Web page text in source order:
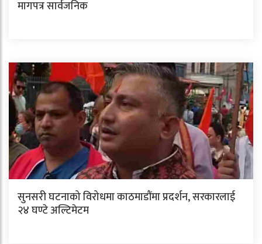
मागपत्र सार्वजनिक
सुनसरी घटनाको विरोधमा काठमाडौंमा प्रदर्शन, सरकारलाई
२४ घण्टे अल्टिमेटम